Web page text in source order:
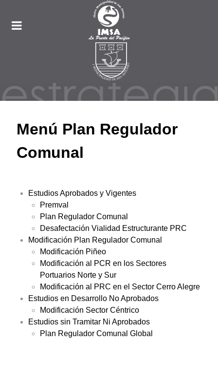
Menú Plan Regulador
Comunal
Estudios Aprobados y Vigentes
Premval
Plan Regulador Comunal
Desafectación Vialidad Estructurante PRC
Modificación Plan Regulador Comunal
Modificación Piñeo
Modificación al PCR en los Sectores
Portuarios Norte y Sur
Modificación al PRC en el Sector Cerro Alegre
Estudios en Desarrollo No Aprobados
Modificación Sector Céntrico
Estudios sin Tramitar Ni Aprobados
Plan Regulador Comunal Global